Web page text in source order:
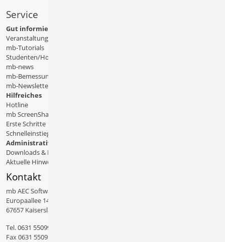
Service
Gut informiert
Veranstaltungen
mb-Tutorials
Studenten/Hochschule
mb-news
mb-Bemessungstafeln
mb-Newsletter
Hilfreiches
Hotline
mb ScreenShare
Erste Schritte
Schnelleinstiege & Doku
Administratives
Downloads & Patches
Aktuelle Hinweise
Kontakt
mb AEC Software GmbH
Europaallee 14
67657 Kaiserslautern
Tel.0631 550999 11
Fax 0631 550999 20